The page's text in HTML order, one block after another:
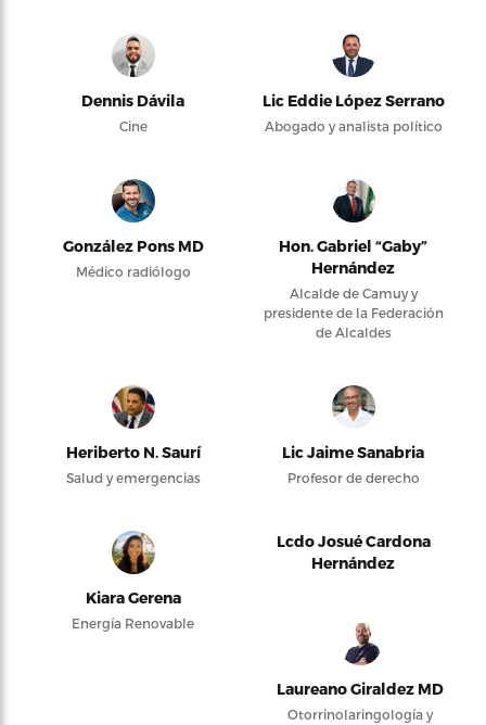
Dennis Dávila
Cine
Lic Eddie López Serrano
Abogado y analista político
González Pons MD
Médico radiólogo
Hon. Gabriel “Gaby”
Hernández
Alcalde de Camuy y
presidente de la Federación
de Alcaldes
Heriberto N. Saurí
Salud y emergencias
Lic Jaime Sanabria
Profesor de derecho
Kiara Gerena
Energía Renovable
Lcdo Josué Cardona
Hernández
Laureano Giraldez MD
Otorrinolaringología y